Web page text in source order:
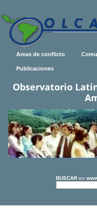
Areas de conflicto
Publicaciones
Observatorio
BUSCAR en